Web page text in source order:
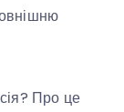
Про це